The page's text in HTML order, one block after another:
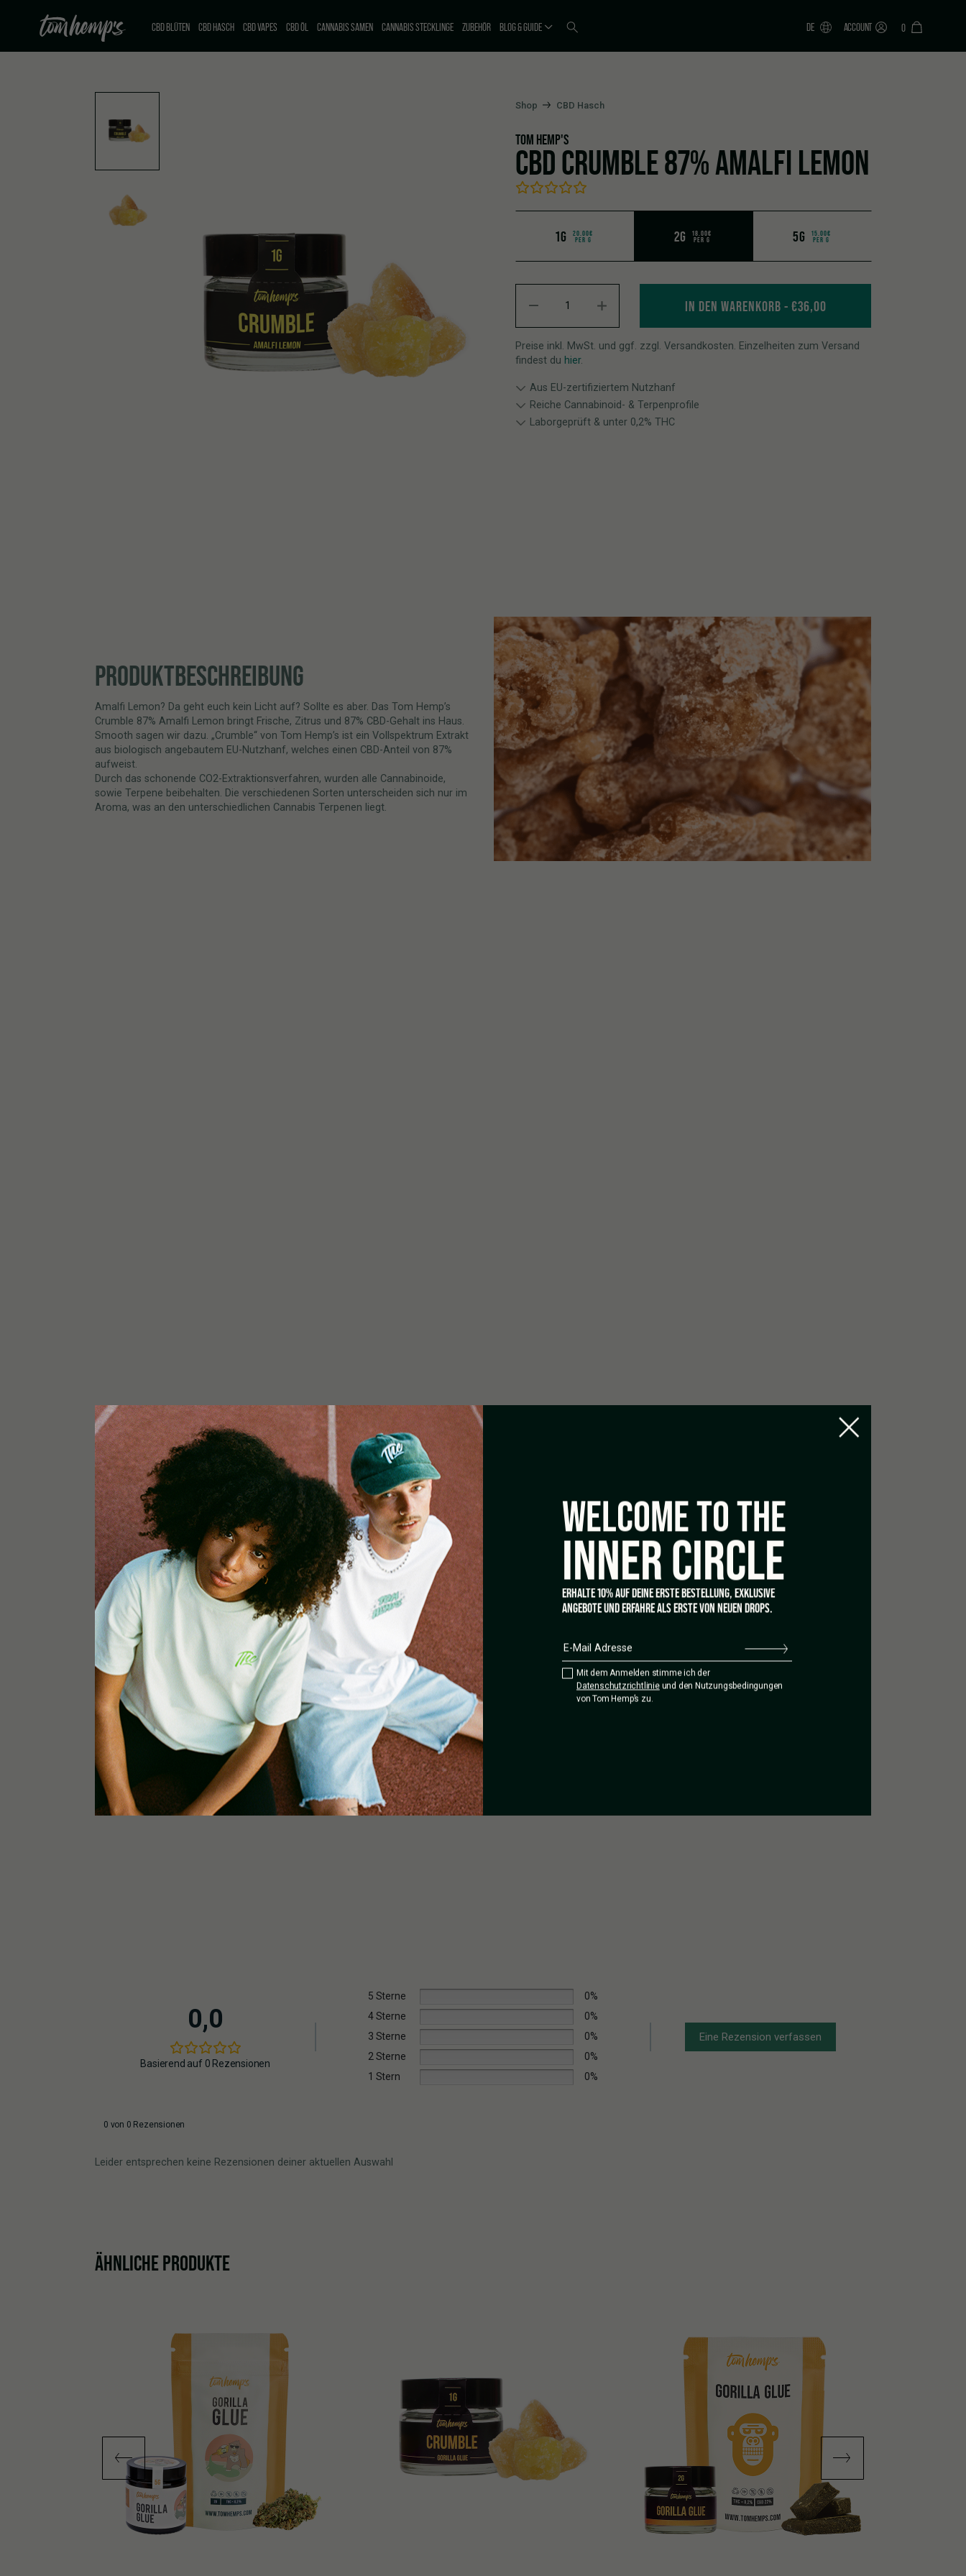
CBD BLÜTEN
CBD HASCH CBD VAPES CBD ÖL CANNABIS SAMEN CANNABIS STECKLINGE ZUBEHÖR BLOG & GUIDE DE ACCOUNT 0
Shop CBD Hasch
TOM HEMP'S
CBD CRUMBLE 87% AMALFI LEMON
1G
20.00€
PER G
2G
18.00€
PER G
5G
15.00€
PER G
IN DEN WARENKORB €36,00
Preise inkl. MwSt. und ggf. zzgl. Versandkosten. Einzelheiten zum Versand
findest du hier.
Aus EU-zertifiziertem Nutzhanf
Reiche Cannabinoid- & Terpenprofile
Laborgeprüft & unter 0,2% THC
PRODUKTBESCHREIBUNG
Amalfi Lemon? Da geht euch kein Licht auf? Sollte es aber. Das Tom Hemp’s
Crumble 87% Amalfi Lemon bringt Frische, Zitrus und 87% CBD-Gehalt ins Haus.
Smooth sagen wir dazu. „Crumble“ von Tom Hemp’s ist ein Vollspektrum Extrakt
aus biologisch angebautem EU-Nutzhanf, welches einen CBD-Anteil von 87%
aufweist.
Durch das schonende CO2-Extraktionsverfahren, wurden alle Cannabinoide,
sowie Terpene beibehalten. Die verschiedenen Sorten unterscheiden sich nur im
Aroma, was an den unterschiedlichen Cannabis Terpenen liegt.
HINWEIS
Dieses Produkt dient ausschließlich gewerblichen, wissenschaftlichen sowie
technischen Zwecken. Für Kinder unzugänglich aufbewahren. Produkt darf nicht
mit ins Ausland genommen werden. Der Verzehr und das Rauchen dieses
Produkts sind strengstens untersagt. Diese weiterverarbeitete Extrakt enthält
weniger als 0,2% THC.
0,0
Basierend auf 0 Rezensionen
5 Sterne
0%
4 Sterne
0%
3 Sterne
0%
2 Sterne
0%
1 Stern
0%
Eine Rezension verfassen
0 von 0 Rezensionen
Leider entsprechen keine Rezensionen deiner aktuellen Auswahl
ÄHNLICHE PRODUKTE
WELCOME TO THE
INNER CIRCLE
ERHALTE 10% AUF DEINE ERSTE BESTELLUNG, EXKLUSIVE
ANGEBOTE UND ERFAHRE ALS ERSTE VON NEUEN DROPS.
Mit dem Anmelden stimme ich der
Datenschutzrichtlinieund den Nutzungsbedingungen
von Tom Hemp’s zu.